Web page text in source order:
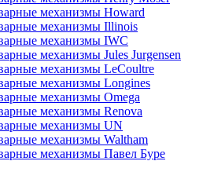
механизмы Howard
механизмы Illinois
механизмы IWC
механизмы Jules Jurgensen
механизмы LeCoultre
механизмы Longines
механизмы Omega
механизмы Renova
механизмы UN
механизмы Waltham
механизмы Павел Буре